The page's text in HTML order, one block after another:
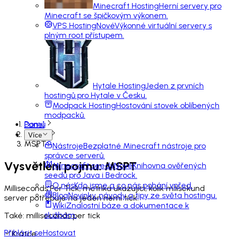
Minecraft HostingHerní servery pro
Minecraft se špičkovým výkonem.
VPS HostingNovéVýkonné virtuální servery s
plným root přístupem.
Hytale HostingJeden z prvních
hostingů pro Hytale v Česku.
Modpack HostingHostování stovek oblíbených
modpacků.
Panel
Více
NástrojeBezplatné Minecraft nástroje pro
správce serverů.
Minecraft seedyNovéKnihovna ověřených
seedů pro Java i Bedrock.
O násKdo jsme a co nás pohání vpřed.
BlogNovinky, návody a tipy ze světa hostingu.
WikiZnalostní báze a dokumentace k
službám.
Přihlásit seHostovat
Domů
Slovník
MSPT
Vysvětlení pojmu: MSPT
Milliseconds Per Tick, metrika ukazující, kolik milisekund
server potřebuje na jeden herní tick.
Také: milliseconds per tick
Krátce